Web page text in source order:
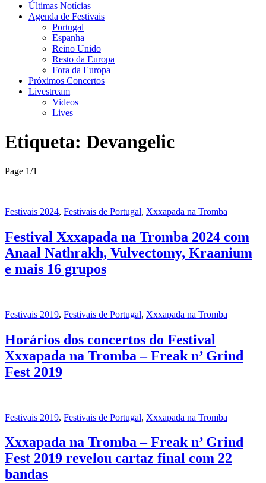
Últimas Notícias
Agenda de Festivais
Portugal
Espanha
Reino Unido
Resto da Europa
Fora da Europa
Próximos Concertos
Livestream
Videos
Lives
Etiqueta: Devangelic
Page 1/1
Festivais 2024, Festivais de Portugal, Xxxapada na Tromba
Festival Xxxapada na Tromba 2024 com
Anaal Nathrakh, Vulvectomy, Kraanium
e mais 16 grupos
Festivais 2019, Festivais de Portugal, Xxxapada na Tromba
Horários dos concertos do Festival
Xxxapada na Tromba – Freak n’ Grind
Fest 2019
Festivais 2019, Festivais de Portugal, Xxxapada na Tromba
Xxxapada na Tromba – Freak n’ Grind
Fest 2019 revelou cartaz final com 22
bandas